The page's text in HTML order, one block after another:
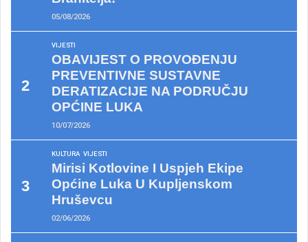
05/08/2026
VIJESTI
OBAVIJEST O PROVOĐENJU
PREVENTIVNE SUSTAVNE
DERATIZACIJE NA PODRUČJU
OPĆINE LUKA
10/07/2026
KULTURA VIJESTI
Mirisi Kotlovine I Uspjeh Ekipe
Općine Luka U Kupljenskom
Hruševcu
02/06/2026